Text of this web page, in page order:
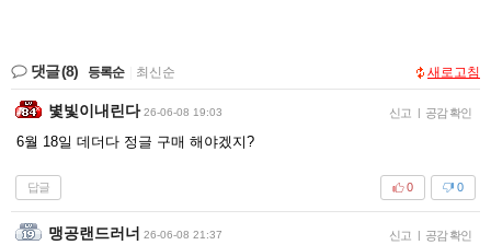
댓글(8) 등록순 최신순 새로고침
볓빛이내린다 26-06-08 19:03 신고 | 공감 확인
6월 18일 데더다 정글 구매 해야겠지?
답글 0
0
맹공랜드러너 26-06-08 21:37 신고 | 공감 확인